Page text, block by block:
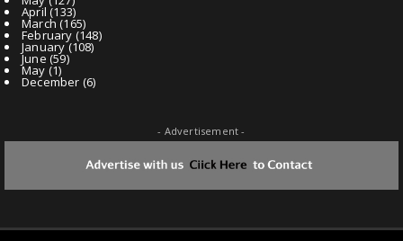
April (133)
March (165)
February (148)
January(108)
June (59)
May (1)
December (6)
- Advertisement -